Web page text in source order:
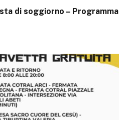
di soggiorno – Programma